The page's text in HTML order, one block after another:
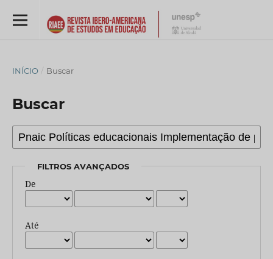
INÍCIO / Buscar
Buscar
FILTROS AVANÇADOS
De
Até